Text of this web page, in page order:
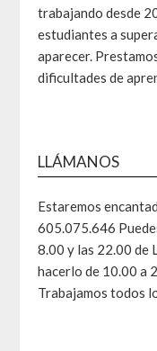
trabajando desde
estudiantes a
aparecer.
dificultades de
LLÁMANOS
Estaremos
605.075.646
8.00 y las 22.00 de
hacerlo de 10.00 a
Trabajamos todos